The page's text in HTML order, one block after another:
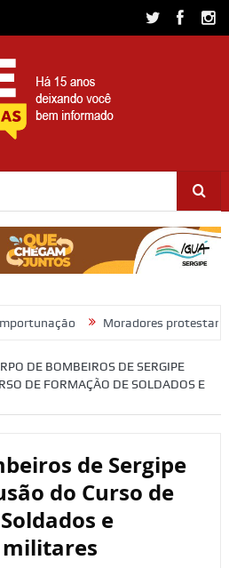
protestam e cobram
DE BOMBEIROS DE SERGIPE
DE FORMAÇÃO DE SOLDADOS E
de Sergipe
do Curso de
e